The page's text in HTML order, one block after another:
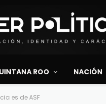
ROO NACIÓN
es de ASF